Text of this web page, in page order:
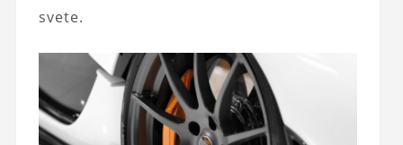
svete.